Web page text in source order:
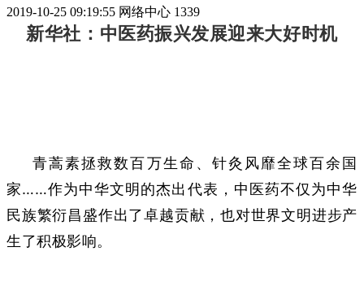
2019-10-25 09:19:55 网络中心 1339
新华社：中医药振兴发展迎来大好时机
青蒿素拯救数百万生命、针灸风靡全球百余国
家……作为中华文明的杰出代表，中医药不仅为中华
民族繁衍昌盛作出了卓越贡献，也对世界文明进步产
生了积极影响。